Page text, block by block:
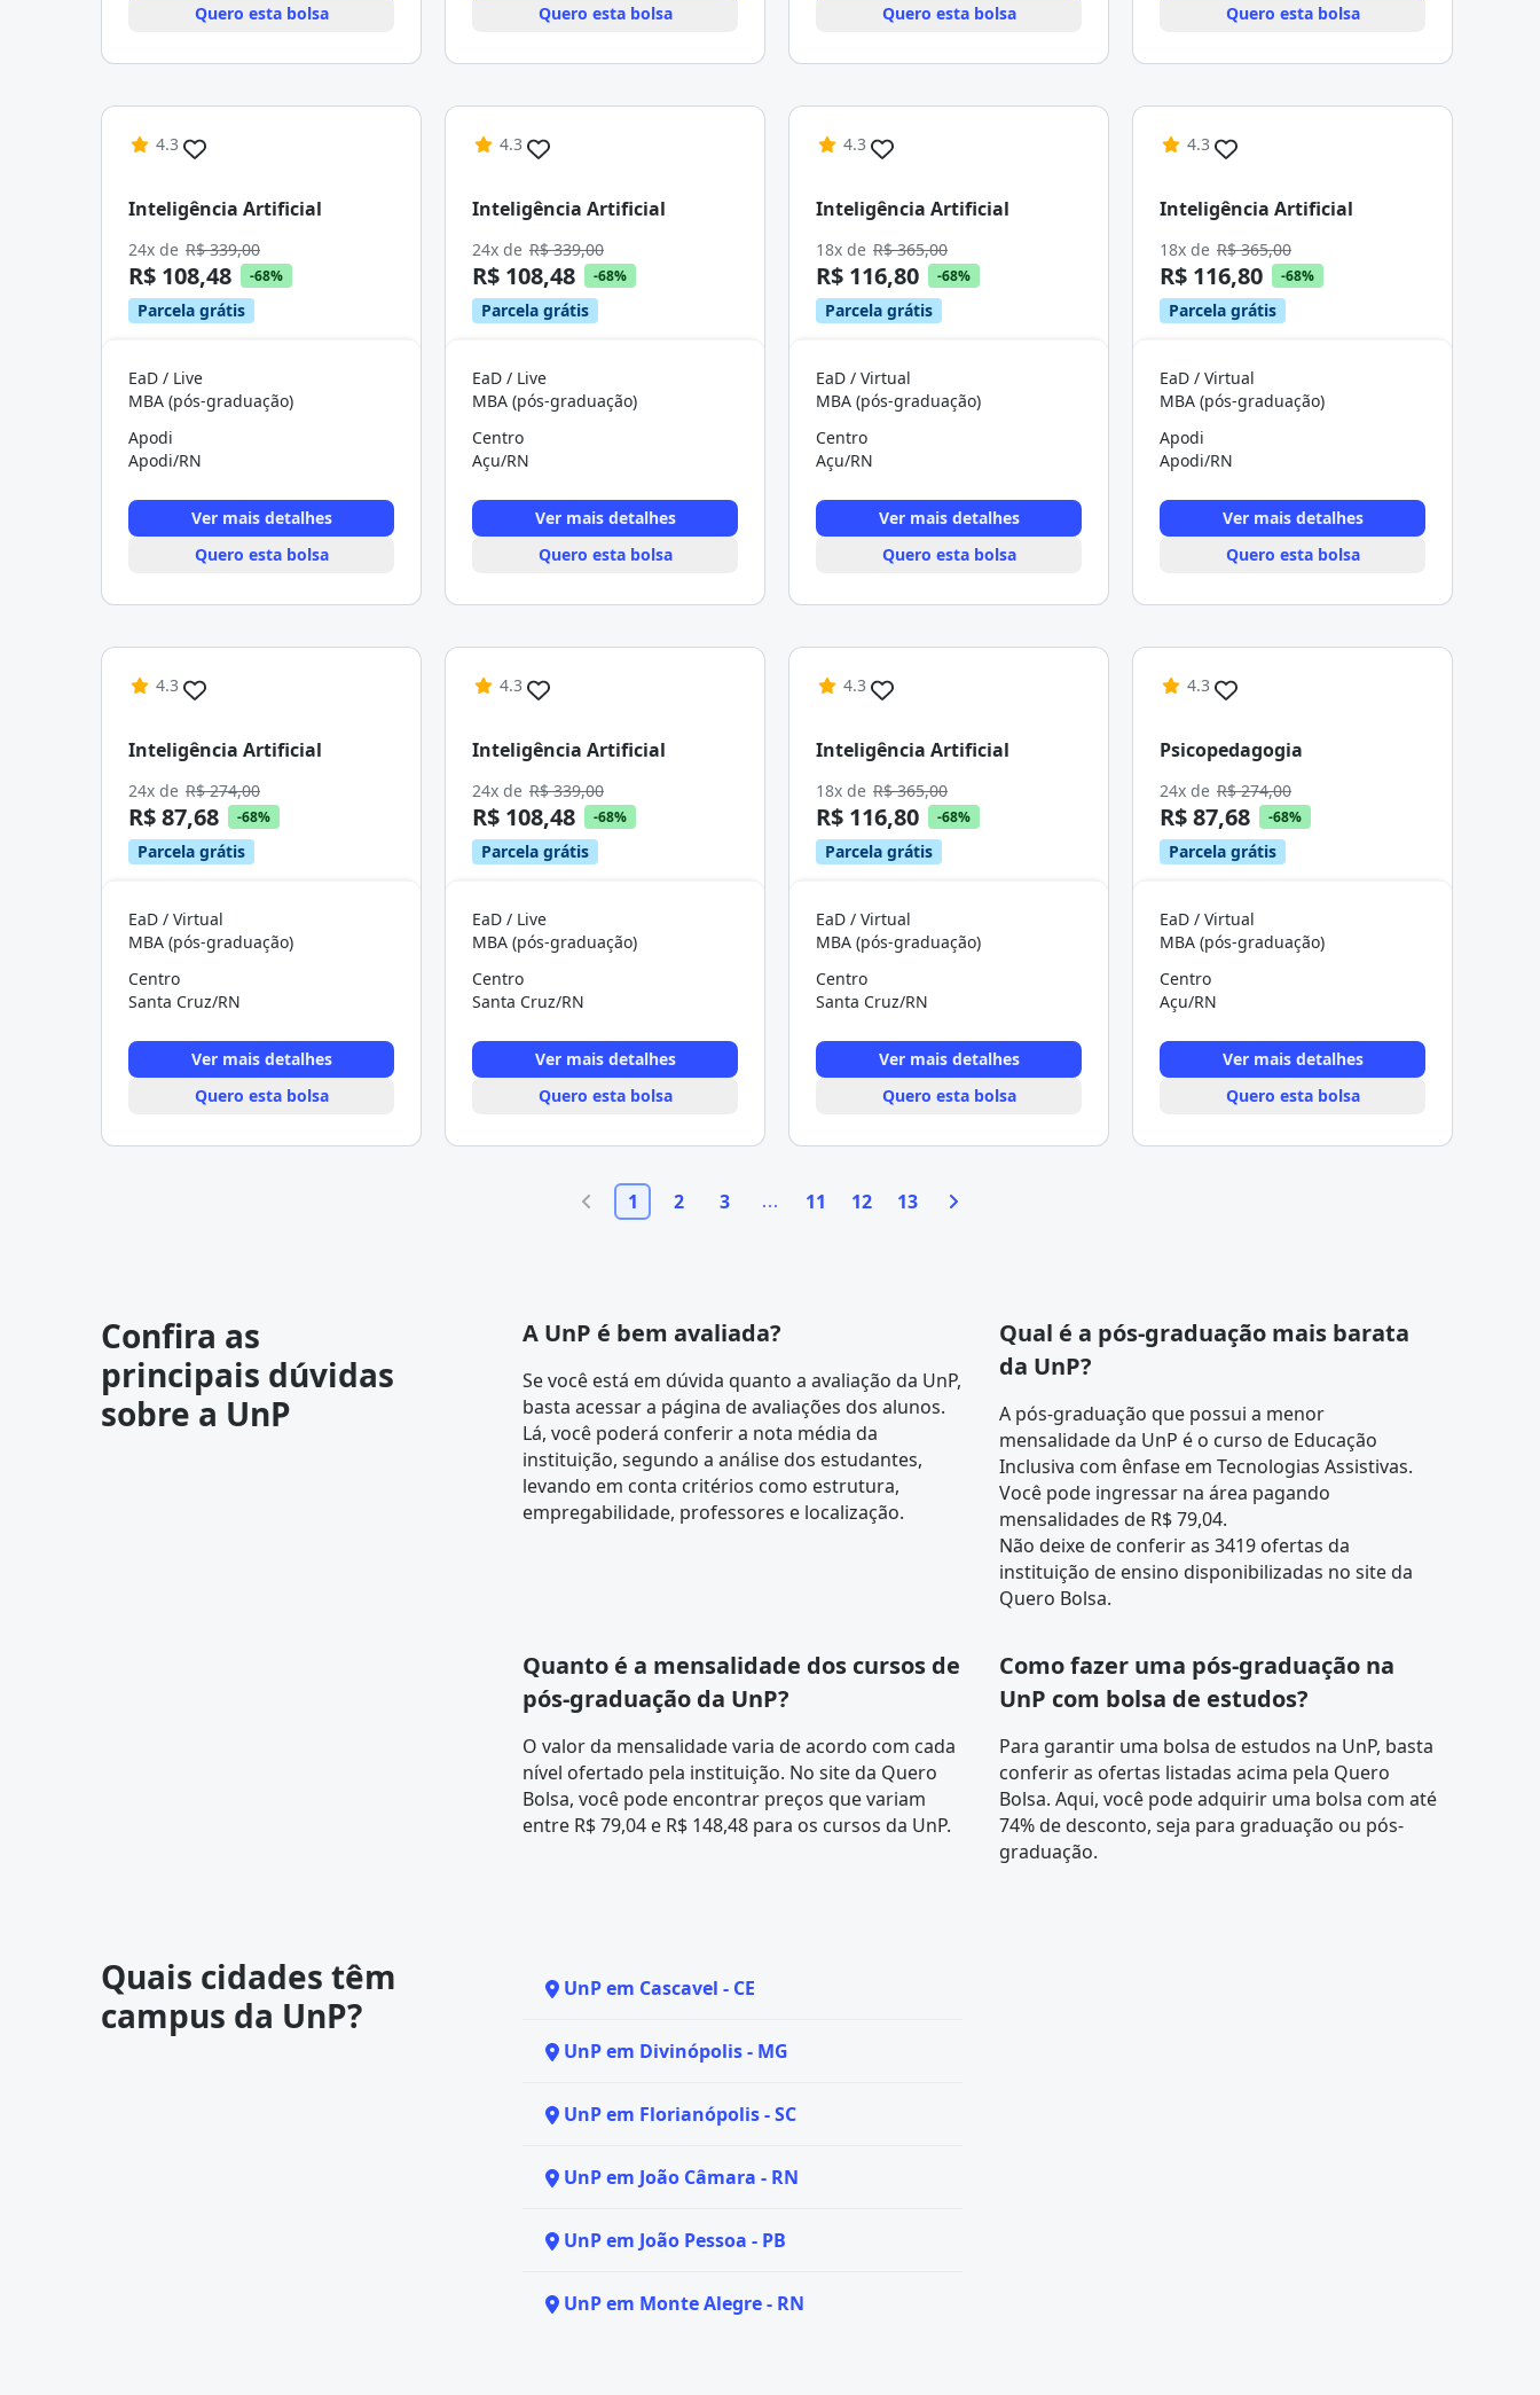
Quero esta bolsa
Quero esta bolsa
Quero esta bolsa
Quero esta bolsa
4.3
Inteligência Artificial
24x de R$ 339,00
R$ 108,48 -68%
Parcela grátis
EaD / Live
MBA (pós-graduação)
Apodi
Apodi/RN
Ver mais detalhes
Quero esta bolsa
4.3
Inteligência Artificial
24x de R$ 339,00
R$ 108,48 -68%
Parcela grátis
EaD / Live
MBA (pós-graduação)
Centro
Açu/RN
Ver mais detalhes
Quero esta bolsa
4.3
Inteligência Artificial
18x de R$ 365,00
R$ 116,80 -68%
Parcela grátis
EaD / Virtual
MBA (pós-graduação)
Centro
Açu/RN
Ver mais detalhes
Quero esta bolsa
4.3
Inteligência Artificial
18x de R$ 365,00
R$ 116,80 -68%
Parcela grátis
EaD / Virtual
MBA (pós-graduação)
Apodi
Apodi/RN
Ver mais detalhes
Quero esta bolsa
4.3
Inteligência Artificial
24x de R$ 274,00
R$ 87,68 -68%
Parcela grátis
EaD / Virtual
MBA (pós-graduação)
Centro
Santa Cruz/RN
Ver mais detalhes
Quero esta bolsa
4.3
Inteligência Artificial
24x de R$ 339,00
R$ 108,48 -68%
Parcela grátis
EaD / Live
MBA (pós-graduação)
Centro
Santa Cruz/RN
Ver mais detalhes
Quero esta bolsa
4.3
Inteligência Artificial
18x de R$ 365,00
R$ 116,80 -68%
Parcela grátis
EaD / Virtual
MBA (pós-graduação)
Centro
Santa Cruz/RN
Ver mais detalhes
Quero esta bolsa
4.3
Psicopedagogia
24x de R$ 274,00
R$ 87,68 -68%
Parcela grátis
EaD / Virtual
MBA (pós-graduação)
Centro
Açu/RN
Ver mais detalhes
Quero esta bolsa
1 2 3 11 12 13
Confira as
principais dúvidas
sobre a UnP
A UnP é bem avaliada?
Se você está em dúvida quanto a avaliação da UnP,
basta acessar a página deavaliações dos alunos.
Lá, você poderá conferir a nota média da
instituição, segundo a análise dos estudantes,
levando em conta critérios como estrutura,
empregabilidade, professores e localização.
Qual é a pós-graduação mais barata
da UnP?
A pós-graduação que possui a menor
mensalidade da UnP é o curso de Educação
Inclusiva com ênfase em Tecnologias Assistivas.
Você pode ingressar na área pagando
mensalidades de R$ 79,04.
Não deixe de conferir as 3419 ofertas da
instituição de ensino disponibilizadas no site da
Quero Bolsa.
Quanto é a mensalidade dos cursos de
pós-graduação da UnP?
O valor da mensalidade varia de acordo com cada
nível ofertado pela instituição. No site da Quero
Bolsa, você pode encontrar preços que variam
entre R$ 79,04 e R$ 148,48 para os cursos da UnP.
Como fazer uma pós-graduação na
UnP com bolsa de estudos?
Para garantir uma bolsa de estudos na UnP, basta
conferir as ofertas listadas acima pela Quero
Bolsa. Aqui, você pode adquirir uma bolsa com até
74% de desconto, seja para graduação ou pós-
graduação.
Quais cidades têm
campus da UnP?
UnP em Cascavel - CE
UnP em Divinópolis - MG
UnP em Florianópolis - SC
UnP em João Câmara - RN
UnP em João Pessoa - PB
UnP em Monte Alegre - RN